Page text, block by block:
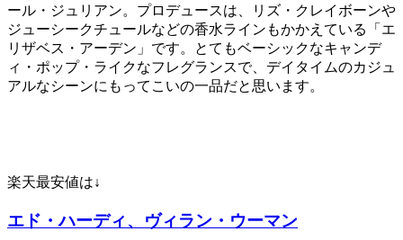
ール・ジュリアン。プロデュースは、リズ・クレイボーンや
ジューシークチュールなどの香水ラインもかかえている「エ
リザベス・アーデン」です。とてもベーシックなキャンデ
ィ・ポップ・ライクなフレグランスで、デイタイムのカジュ
アルなシーンにもってこいの一品だと思います。
楽天最安値は↓
エド・ハーディ、ヴィラン・ウーマン